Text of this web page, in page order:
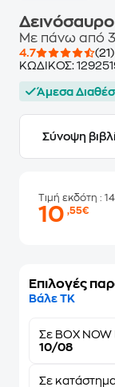
Με πάνω από
4.7
(21)
ΚΩΔΙΚΟΣ:
Άμεσα
Σύνοψη
Τιμή εκδότη :
10,55€
Επιλογές
Βάλε ΤΚ
Σε BOX
10/08
Σε